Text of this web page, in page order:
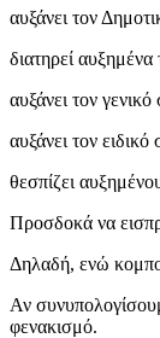
αυξάνει τον
διατηρεί
αυξάνει τον
αυξάνει τον
θεσπίζει
Προσδοκά να
Δηλαδή, ενώ
Αν
φενακισμό.